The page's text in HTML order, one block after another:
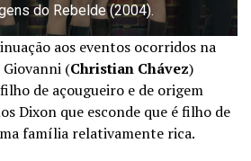
do Rebelde (2004).
aos eventos ocorridos na
(Christian Chávez)
de açougueiro e de origem
Dixon que esconde que é filho de
família relativamente rica.